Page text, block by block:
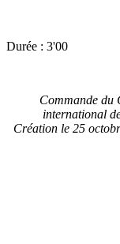
Durée : 3'00
Commande du
international
Création le 25